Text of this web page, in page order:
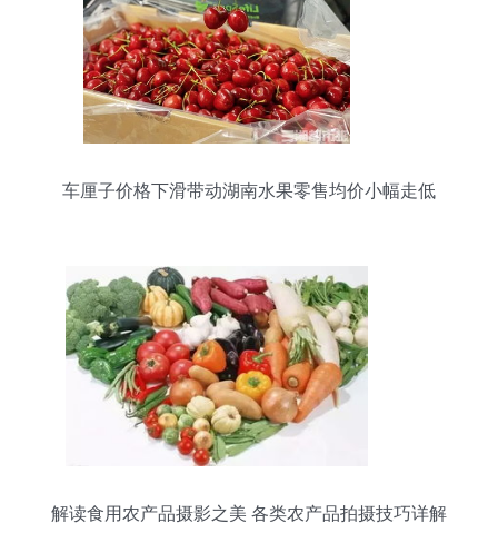
车厘子价格下滑带动湖南水果零售均价小幅走低
解读食用农产品摄影之美 各类农产品拍摄技巧详解